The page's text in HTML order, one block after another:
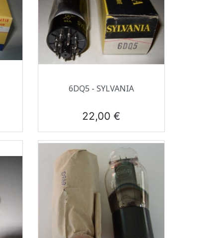
Aperçu rapide
6DQ5 - SYLVANIA
Prix
22,00 €